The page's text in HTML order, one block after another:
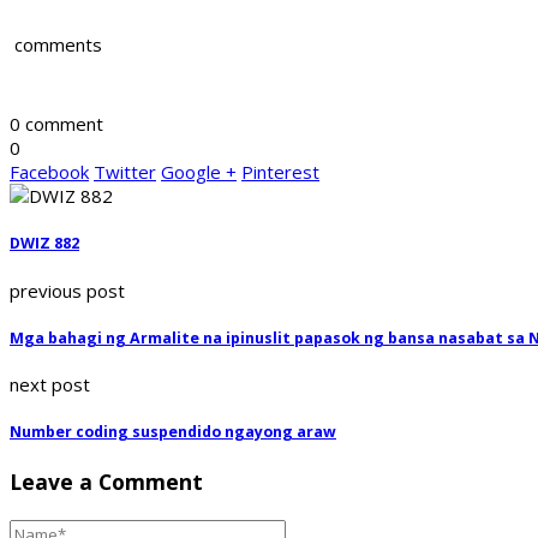
comments
0 comment
0
Facebook Twitter Google + Pinterest
DWIZ 882
previous post
Mga bahagi ng Armalite na ipinuslit papasok ng bansa nasabat sa
next post
Number coding suspendido ngayong araw
Leave a Comment